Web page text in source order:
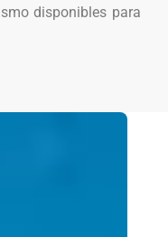
disponibles para